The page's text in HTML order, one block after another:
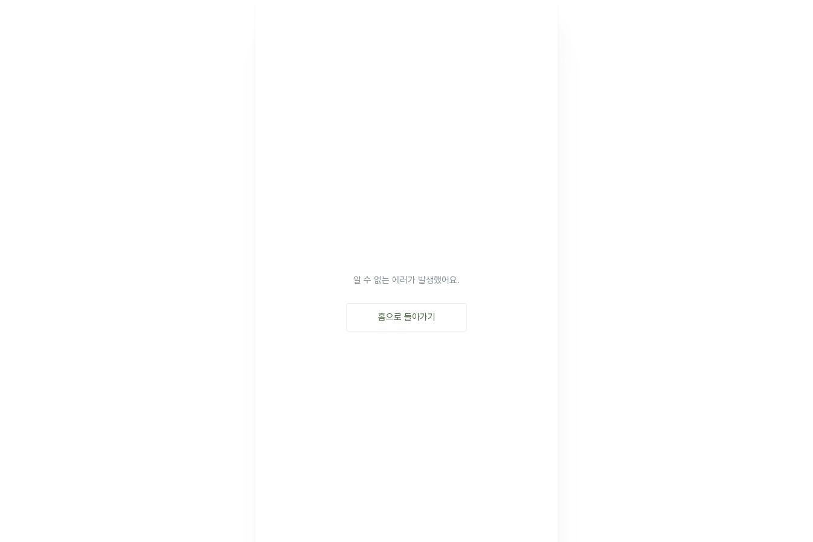
알 수 없는 에러가 발생했어요.
홈으로 돌아가기